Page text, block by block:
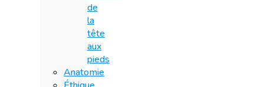
de
la
tête
aux
pieds
Anatomie